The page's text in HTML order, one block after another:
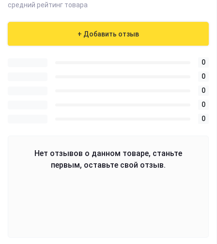
средний рейтинг товара
+ Добавить отзыв
0
0
0
0
0
Нет отзывов о данном товаре, станьте
первым, оставьте свой отзыв.